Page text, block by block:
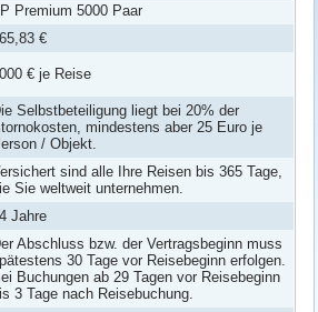
Premium 5000 Paar
€
€ je Reise
Selbstbeteiligung liegt bei 20% der
mindestens aber 25 Euro je
/ Objekt.
sind alle Ihre Reisen bis 365 Tage,
Sie weltweit unternehmen.
Jahre
Abschluss bzw. der Vertragsbeginn muss
30 Tage vor Reisebeginn erfolgen.
Buchungen ab 29 Tagen vor Reisebeginn
3 Tage nach Reisebuchung.